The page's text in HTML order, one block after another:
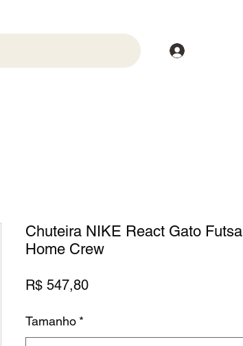
Chuteira NIKE React Gato Futsal
Home Crew
R$ 547,80Preço
Tamanho *